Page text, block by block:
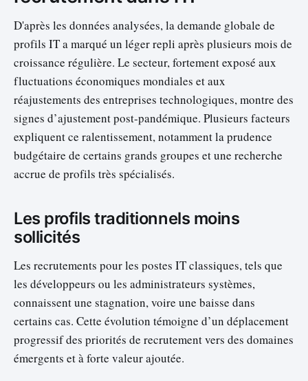
D'après les données analysées, la demande globale de
profils IT a marqué un léger repli après plusieurs mois de
croissance régulière. Le secteur, fortement exposé aux
fluctuations économiques mondiales et aux
réajustements des entreprises technologiques, montre des
signes d’ajustement post-pandémique. Plusieurs facteurs
expliquent ce ralentissement, notamment la prudence
budgétaire de certains grands groupes et une recherche
accrue de profils très spécialisés.
Les profils traditionnels moins
sollicités
Les recrutements pour les postes IT classiques, tels que
les développeurs ou les administrateurs systèmes,
connaissent une stagnation, voire une baisse dans
certains cas. Cette évolution témoigne d’un déplacement
progressif des priorités de recrutement vers des domaines
émergents et à forte valeur ajoutée.